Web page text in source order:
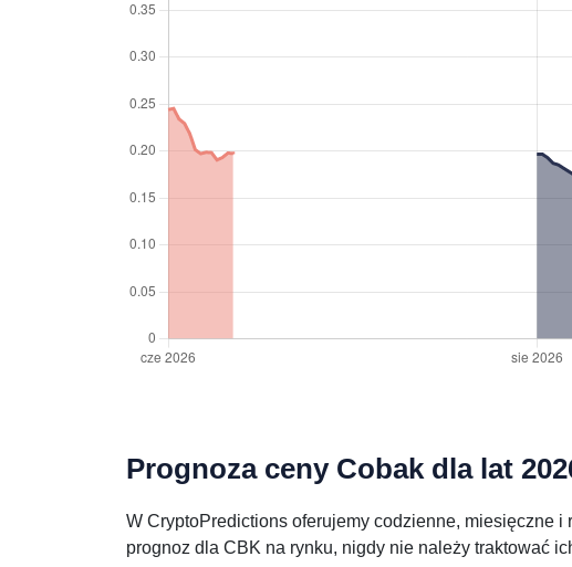
Prognoza ceny Cobak dla lat
W CryptoPredictions oferujemy codzienne, miesięczne
prognoz dla CBK na rynku, nigdy nie należy traktować